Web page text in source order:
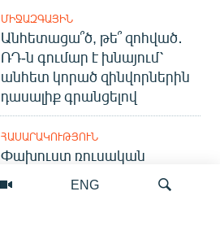
ENG
ՄԻՋԱԶԳԱՅԻՆ
Անհետացա՞ծ, թե՞ զոհված․
ՌԴ-ն գումար է խնայում՝
անհետ կորած զինվորներին
դասալիք գրանցելով
ՀԱՍԱՐԱԿՈՒԹՅՈՒՆ
Փախուստ ռուսական
զորամասից. ինչու է ռուսների
հոսքը Հայաստան կրկին